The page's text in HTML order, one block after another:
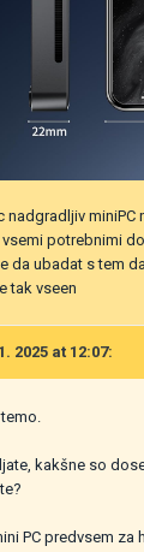
miniPC
potrebnimi
da ubadat s tem
tak vseen
2025 at 12:07:
kakšne so
PC predvsem za